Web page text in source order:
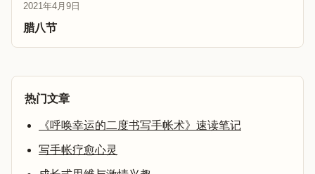
2021年4月9日
腊八节
热门文章
《呼唤幸运的二度书写手帐术》速读笔记
写手帐疗愈心灵